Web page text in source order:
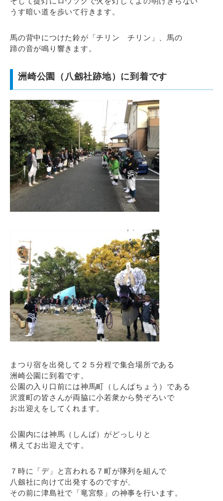
うす暗い道を歩いて行きます。
馬の背中につけた鈴が「チリン チリン」、馬の
蹄の音が鳴り響きます。
洲崎公園（八劔社跡地）に到着です
まつり宿を出発して２５分程で集合場所である
洲崎公園に到着です。
公園の入り口前には神馬町（しんばちょう）である
沢渡町の皆さんが両脇に小若衆から勢ぞろいで
お出迎えをしてくれます。
公園内には神馬（しんば）がどっしりと
構えてお出迎えです。
７時に「デ」と言われる７町が隊列を組んで
八劔社に向けて出発するのですが、
その前に津島社で「竜宮祭」の神事を行います。